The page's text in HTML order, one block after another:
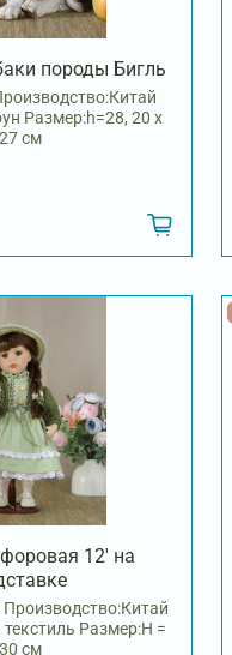
породы Бигль
Размер:h=28, 20 х
27 см
12' на
Производство:Китай
Размер:H =
30 см